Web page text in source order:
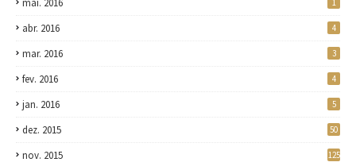
mai. 2016 1
abr. 2016 4
mar. 2016 3
fev. 2016 4
jan. 2016 5
dez. 2015 50
nov. 2015 125